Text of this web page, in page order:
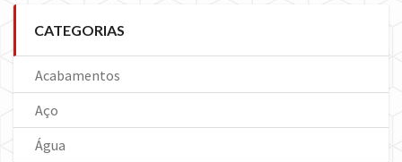
CATEGORIAS
Acabamentos
Aço
Água